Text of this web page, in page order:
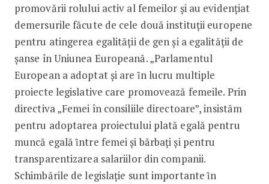
promovării rolului activ al femeilor și au evidențiat
demersurile făcute de cele două instituții europene
pentru atingerea egalității de gen și a egalității de
șanse în Uniunea Europeană. „Parlamentul
European a adoptat și are ȋn lucru multiple
proiecte legislative care promovează femeile. Prin
directiva „Femei în consiliile directoare”, insistăm
pentru adoptarea proiectului plată egală pentru
muncă egală ȋntre femei și bărbați și pentru
transparentizarea salariilor din companii.
Schimbările de legislație sunt importante ȋn